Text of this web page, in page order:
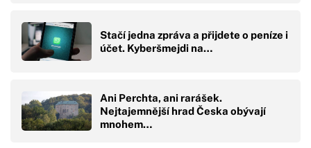
Stačí jedna zpráva a přijdete o peníze i
účet. Kyberšmejdi na…
Ani Perchta, ani rarášek.
Nejtajemnější hrad Česka obývají
mnohem…